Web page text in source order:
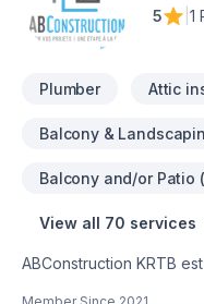
5
1
Plumber Attic
Balcony &
Balcony and/or Patio
View all 70 services
ABConstruction KRTB